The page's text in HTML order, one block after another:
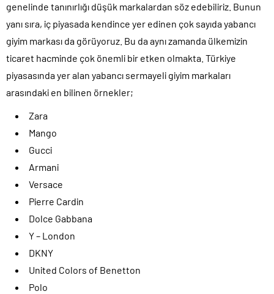
genelinde tanınırlığı düşük markalardan söz edebiliriz. Bunun
yanı sıra, iç piyasada kendince yer edinen çok sayıda yabancı
giyim markası da görüyoruz. Bu da aynı zamanda ülkemizin
ticaret hacminde çok önemli bir etken olmakta. Türkiye
piyasasında yer alan yabancı sermayeli giyim markaları
arasındaki en bilinen örnekler;
Zara
Mango
Gucci
Armani
Versace
Pierre Cardin
Dolce Gabbana
Y – London
DKNY
United Colors of Benetton
Polo